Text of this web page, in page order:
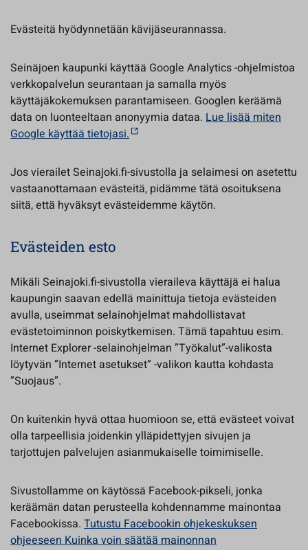
Evästeitä hyödynnetään kävijäseurannassa.
Seinäjoen kaupunki käyttää Google Analytics -ohjelmistoa
verkkopalvelun seurantaan ja samalla myös
käyttäjäkokemuksen parantamiseen. Googlen keräämä
data on luonteeltaan anonyymia dataa. Lue lisää miten
Google käyttää tietojasi.
Jos vierailet Seinajoki.fi-sivustolla ja selaimesi on asetettu
vastaanottamaan evästeitä, pidämme tätä osoituksena
siitä, että hyväksyt evästeidemme käytön.
Evästeiden esto
Mikäli Seinajoki.fi-sivustolla vieraileva käyttäjä ei halua
kaupungin saavan edellä mainittuja tietoja evästeiden
avulla, useimmat selainohjelmat mahdollistavat
evästetoiminnon poiskytkemisen. Tämä tapahtuu esim.
Internet Explorer -selainohjelman ”Työkalut”-valikosta
löytyvän ”Internet asetukset” -valikon kautta kohdasta
”Suojaus”.
On kuitenkin hyvä ottaa huomioon se, että evästeet voivat
olla tarpeellisia joidenkin ylläpidettyjen sivujen ja
tarjottujen palvelujen asianmukaiselle toimimiselle.
Sivustollamme on käytössä Facebook-pikseli, jonka
keräämän datan perusteella kohdennamme mainontaa
Facebookissa. Tutustu Facebookin ohjekeskuksen
ohjeeseen Kuinka voin säätää mainonnan